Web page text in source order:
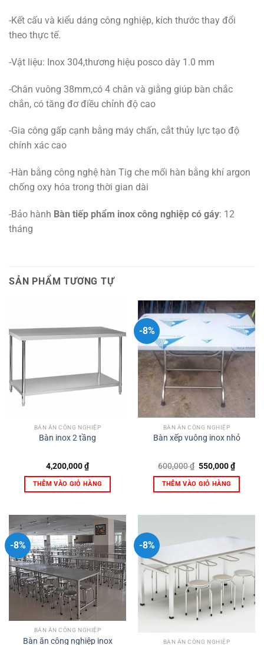
-Kết cấu và kiểu dáng công nghiệp, kích thước thay đổi
theo thực tế.
-Vật liệu: Inox 304,thương hiệu posco dày 1.0 mm
-Chân vuông 38mm,có 4 chân và giằng giúp bàn chắc
chắn, có tăng đơ điều chỉnh độ cao
-Gia công gấp cạnh bằng máy chấn, cắt thủy lực tạo độ
chính xác cao
-Hàn bằng công nghệ hàn Tig che mối hàn bằng khí argon
chống oxy hóa trong thời gian dài
-Bảo hành Bàn tiếp phẩm inox công nghiệp có gáy: 12
tháng
SẢN PHẨM TƯƠNG TỰ
BÀN ĂN CÔNG NGHIỆP
Bàn inox 2 tầng
4,200,000₫
THÊM VÀO GIỎ HÀNG
-8%
BÀN ĂN CÔNG NGHIỆP
Bàn xếp vuông inox nhỏ
600,000₫ Giá
là:
600,000 ₫.
550,000₫Giá
hiện
tại
THÊM VÀO GIỎ HÀNG
-8%
BÀN ĂN CÔNG NGHIỆP
Bàn ăn công nghiệp inox
-8%
BÀN ĂN CÔNG NGHIỆP